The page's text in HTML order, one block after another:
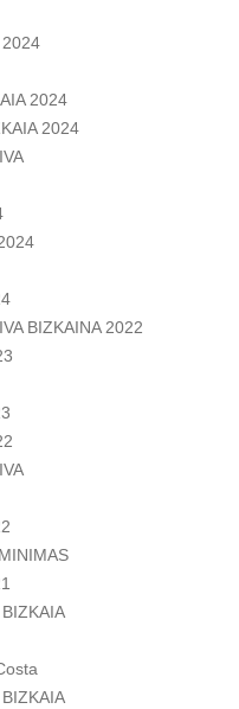
2024
2024
2024
BIZKAINA 2022